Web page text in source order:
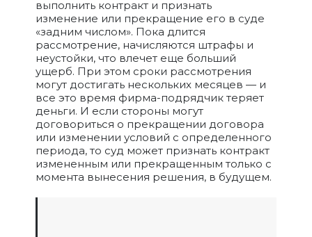
выполнить контракт и признать
изменение или прекращение его в суде
«задним числом». Пока длится
рассмотрение, начисляются штрафы и
неустойки, что влечет еще больший
ущерб. При этом сроки рассмотрения
могут достигать нескольких месяцев — и
все это время фирма-подрядчик теряет
деньги. И если стороны могут
договориться о прекращении договора
или изменении условий с определенного
периода, то суд может признать контракт
измененным или прекращенным только с
момента вынесения решения, в будущем.